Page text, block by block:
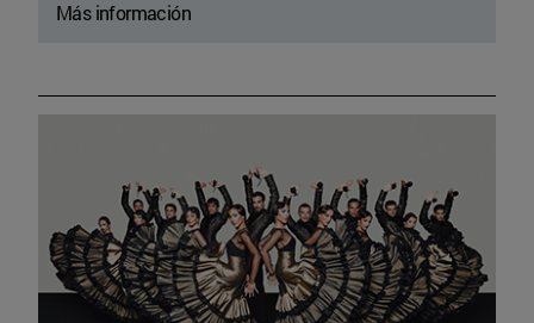
Más información